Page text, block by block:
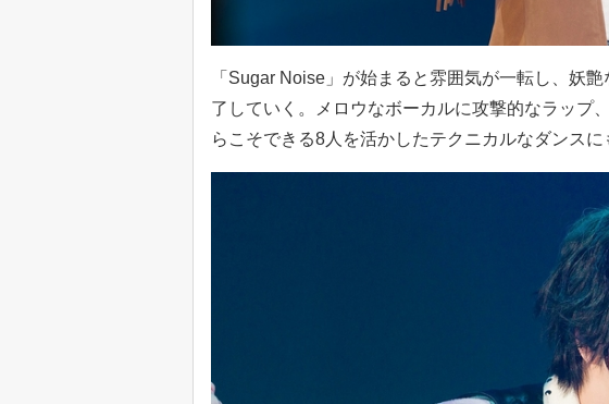
「Sugar Noise」が始まると雰囲気が一転し、妖
了していく。メロウなボーカルに攻撃的なラップ
らこそできる8人を活かしたテクニカルなダンスに